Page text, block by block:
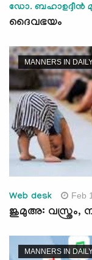
ഡോ. ബഹാഉദ്ദീന്‍
ദൈവഭയം
MANNERS IN
Web desk Feb
ജുമുഅ: വസ്ത്രം,
MANNERS IN